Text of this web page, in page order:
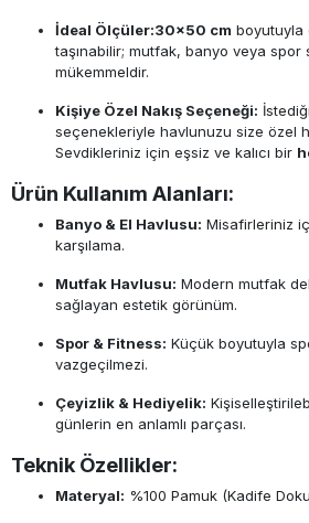
İdeal Ölçüler:30x50 cm boyutuyla
taşınabilir; mutfak, banyo veya spor
mükemmeldir.
Kişiye Özel Nakış Seçeneği:
seçenekleriyle havlunuzu size özel
Sevdikleriniz için eşsiz ve kalıcı bir
Ürün Kullanım Alanları:
Banyo & El Havlusu: Misafirleriniz
karşılama.
Mutfak Havlusu: Modern mutfak
sağlayan estetik görünüm.
Spor & Fitness: Küçük boyutuyla
vazgeçilmezi.
Çeyizlik & Hediyelik:
günlerin en anlamlı parçası.
Teknik Özellikler:
Materyal: %100 Pamuk (Kadife